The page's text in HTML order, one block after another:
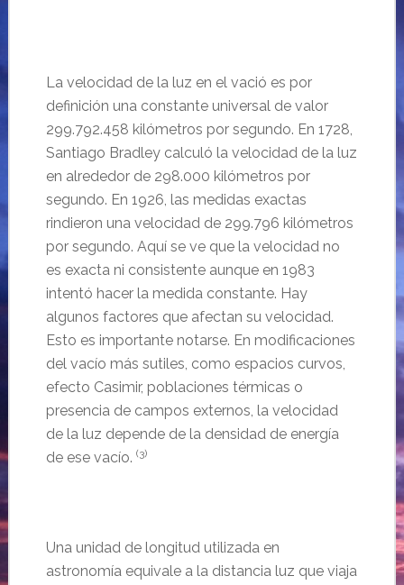
La velocidad de la luz en el vació es por
definición una constante universal de valor
299.792.458 kilómetros por segundo. En 1728,
Santiago Bradley calculó la velocidad de la luz
en alrededor de 298.000 kilómetros por
segundo. En 1926, las medidas exactas
rindieron una velocidad de 299.796 kilómetros
por segundo. Aquí se ve que la velocidad no
es exacta ni consistente aunque en 1983
intentó hacer la medida constante. Hay
algunos factores que afectan su velocidad.
Esto es importante notarse. En modificaciones
del vacío más sutiles, como espacios curvos,
efecto Casimir, poblaciones térmicas o
presencia de campos externos, la velocidad
de la luz depende de la densidad de energía
de ese vacío. (3)
Una unidad de longitud utilizada en
astronomía equivale a la distancia luz que viaja